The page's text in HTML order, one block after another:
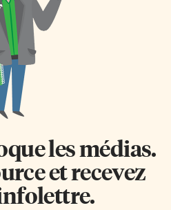
les médias.
et recevez